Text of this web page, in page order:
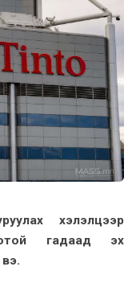
хэлэлцээр
гадаад эх